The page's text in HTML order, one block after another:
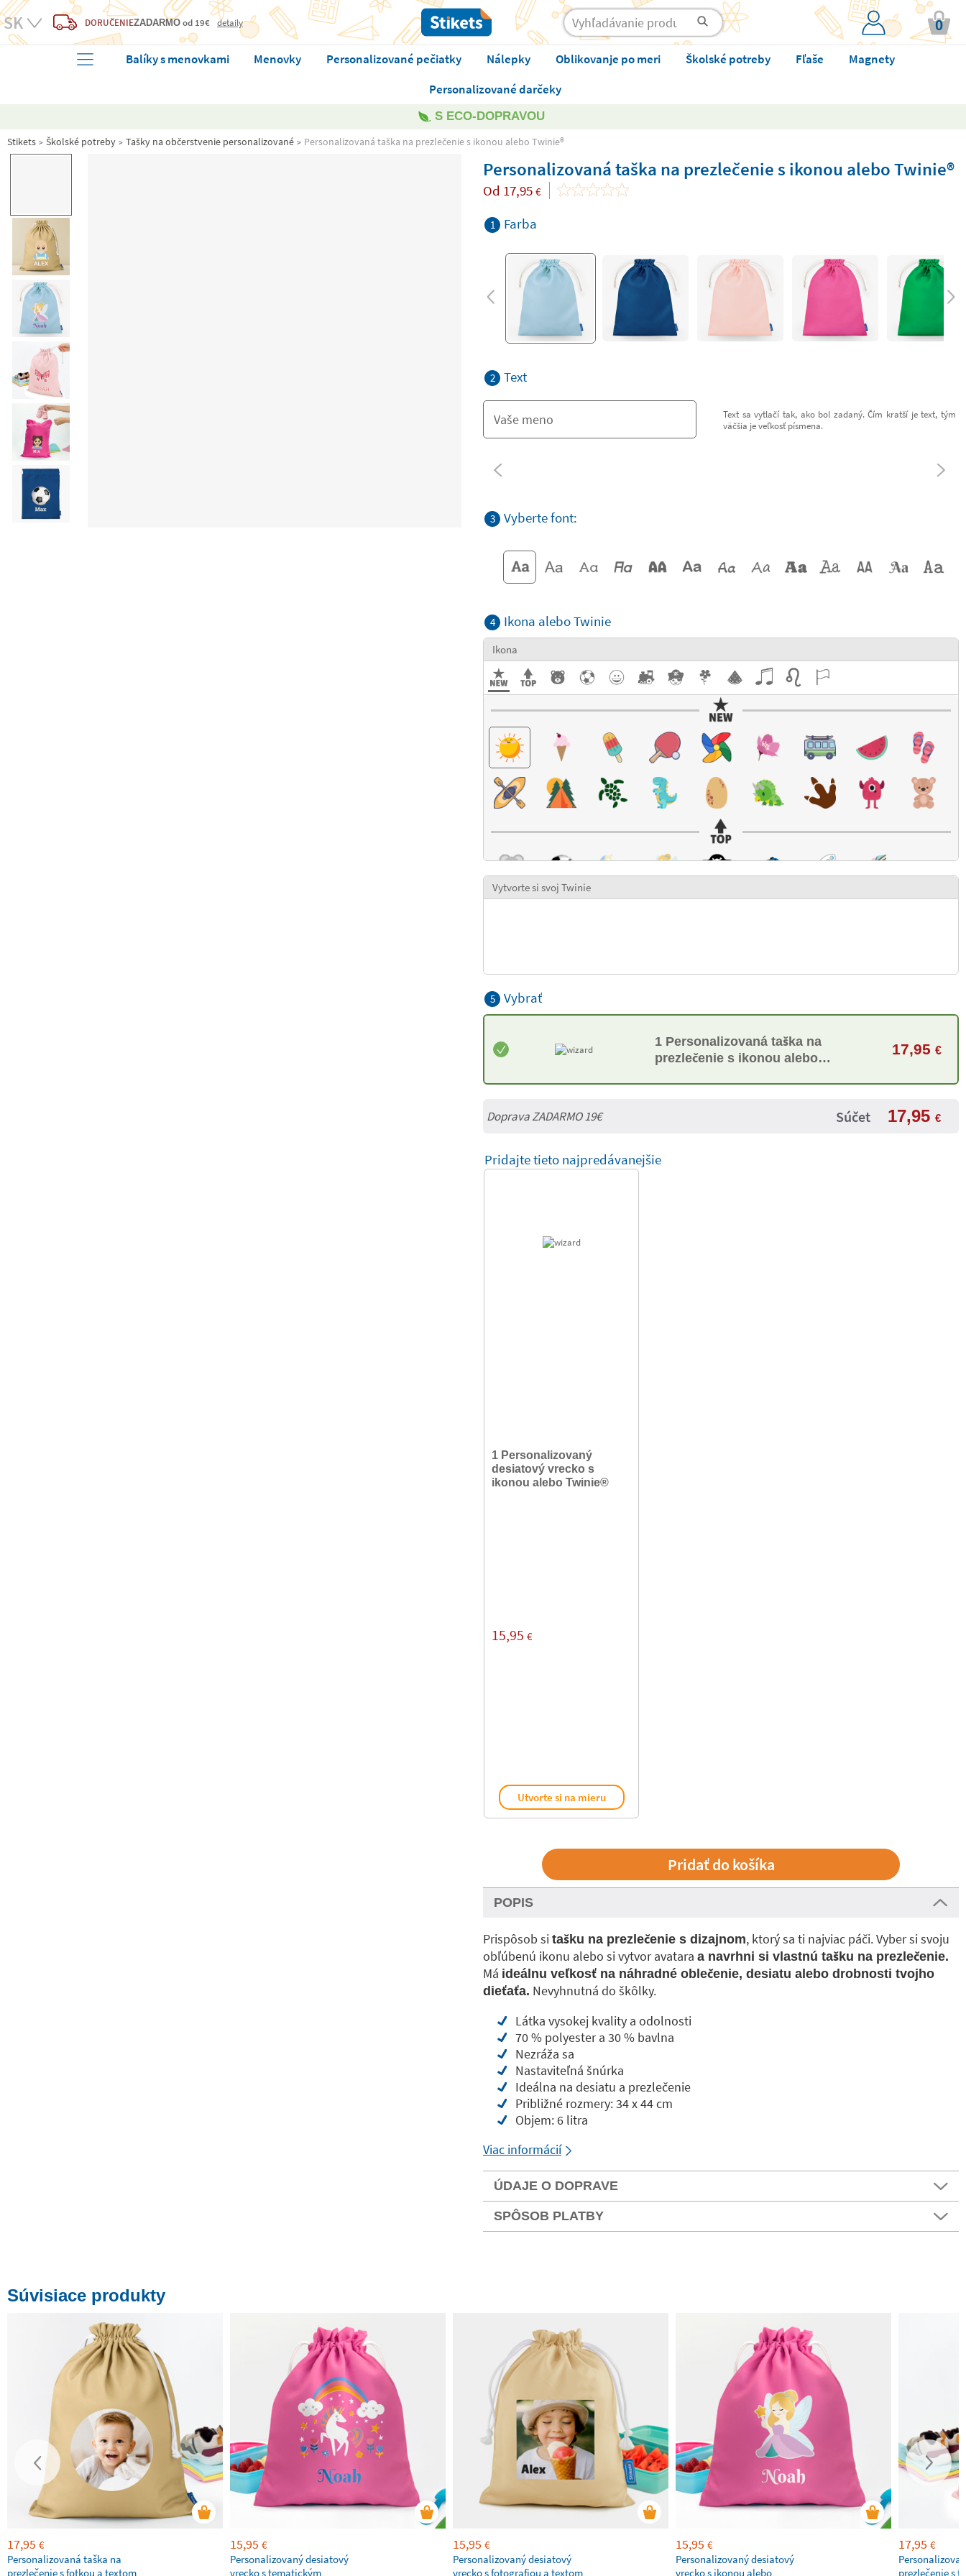
DORUČENIEZADARMO od 19€ detaily 0
Balíky s menovkami Menovky Personalizované pečiatky Nálepky Oblikovanje po meri Školské potreby Fľaše
Magnety
Personalizované darčeky
S ECO-DOPRAVOU
Stikets Školské potreby Tašky na občerstvenie personalizované Personalizovaná taška na prezlečenie s ikonou alebo Twinie®️
Personalizovaná taška na prezlečenie s ikonou alebo Twinie®️
Od 17,95 €
1 Farba
2 Text
Text sa vytlačí tak, ako bol zadaný. Čím kratší je text, tým
väčšia je veľkosť písmena.
3 Vyberte font:
4 Ikona alebo Twinie
Ikona
Vytvorte si svoj Twinie
5 Vybrať
1 Personalizovaná taška na
prezlečenie s ikonou alebo
17,95 €
Doprava ZADARMO 19€ Súčet 17,95 €
Pridajte tieto najpredávanejšie
1 Personalizovaný
desiatový vrecko s
ikonou alebo Twinie®️
15,95 €
Utvorte si na mieru
POPIS
Prispôsob si tašku na prezlečenie s dizajnom, ktorý sa ti najviac páči. Vyber si svoju
obľúbenú ikonu alebo si vytvor avatara a navrhni si vlastnú tašku na prezlečenie.
Má ideálnu veľkosť na náhradné oblečenie, desiatu alebo drobnosti tvojho
dieťaťa. Nevyhnutná do škôlky.
Látka vysokej kvality a odolnosti
70 % polyester a 30 % bavlna
Nezráža sa
Nastaviteľná šnúrka
Ideálna na desiatu a prezlečenie
Približné rozmery: 34 x 44 cm
Objem: 6 litra
Viac informácií
ÚDAJE O DOPRAVE
SPÔSOB PLATBY
Súvisiace produkty
17,95 €
Personalizovaná taška na
prezlečenie s fotkou a textom
15,95 €
Personalizovaný desiatový
vrecko s tematickým
15,95 €
Personalizovaný desiatový
vrecko s fotografiou a textom
15,95 €
Personalizovaný desiatový
vrecko s ikonou alebo
17,95 €
prezlečenie s